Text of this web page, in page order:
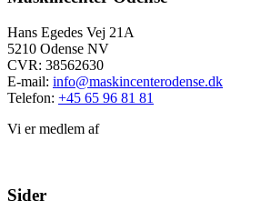
Hans Egedes Vej 21A
5210 Odense NV
CVR: 38562630
E-mail: info@maskincenterodense.dk
Telefon: +45 65 96 81 81
Vi er medlem af
Sider